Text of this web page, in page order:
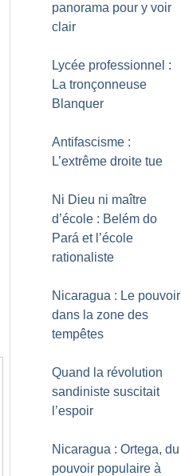
panorama pour y voir
clair
Lycée professionnel :
La tronçonneuse
Blanquer
Antifascisme :
L’extrême droite tue
Ni Dieu ni maître
d’école : Belém do
Pará et l’école
rationaliste
Nicaragua : Le pouvoir
dans la zone des
tempêtes
Quand la révolution
sandiniste suscitait
l’espoir
Nicaragua : Ortega, du
pouvoir populaire à